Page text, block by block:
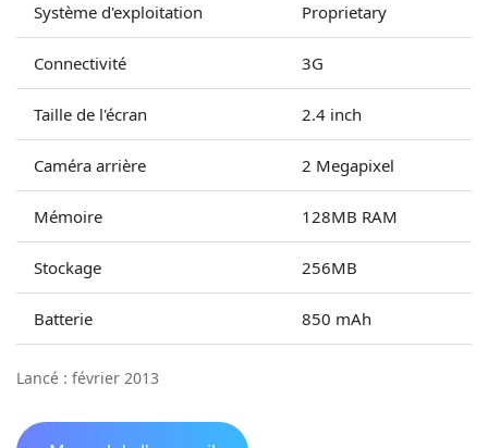
Système d'exploitation Proprietary
Connectivité 3G
Taille de l'écran 2.4 inch
Caméra arrière 2 Megapixel
Mémoire 128MB RAM
Stockage 256MB
Batterie 850 mAh
Lancé : février 2013